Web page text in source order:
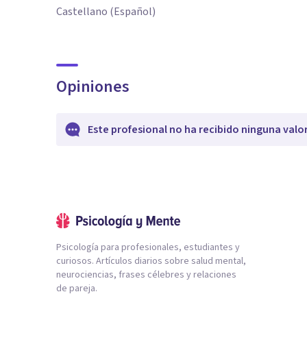
Castellano (Español)
Opiniones
Este profesional no ha recibido ninguna
Psicología para profesionales, estudiantes y
curiosos. Artículos diarios sobre salud mental,
neurociencias, frases célebres y relaciones
de pareja.